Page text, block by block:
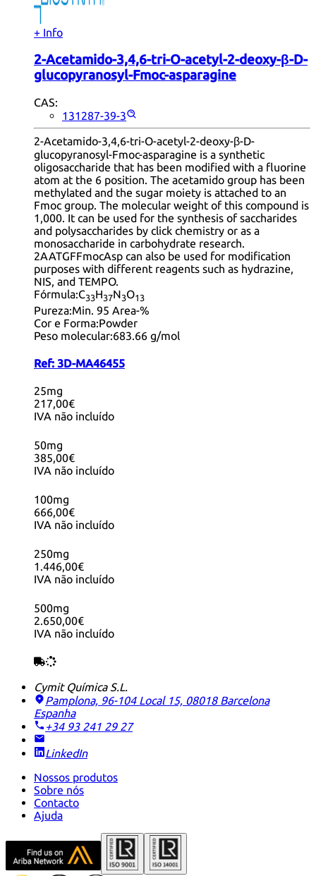
+ Info
2-Acetamido-3,4,6-tri-O-acetyl-2-deoxy-β-D-
glucopyranosyl-Fmoc-asparagine
CAS:
131287-39-3
2-Acetamido-3,4,6-tri-O-acetyl-2-deoxy-β-D-
glucopyranosyl-Fmoc-asparagine is a synthetic
oligosaccharide that has been modified with a fluorine
atom at the 6 position. The acetamido group has been
methylated and the sugar moiety is attached to an
Fmoc group. The molecular weight of this compound is
1,000. It can be used for the synthesis of saccharides
and polysaccharides by click chemistry or as a
monosaccharide in carbohydrate research.
2AATGFFmocAsp can also be used for modification
purposes with different reagents such as hydrazine,
NIS, and TEMPO.
Fórmula:C33H37N3O13
Pureza:Min. 95 Area-%
Cor e Forma:Powder
Peso molecular:683.66 g/mol
Ref: 3D-MA46455
25mg
217,00€
IVA não incluído
50mg
385,00€
IVA não incluído
100mg
666,00€
IVA não incluído
250mg
1.446,00€
IVA não incluído
500mg
2.650,00€
IVA não incluído
Cymit Química S.L.
Pamplona, 96-104 Local 15, 08018 Barcelona
Espanha
+34 93 241 29 27
LinkedIn
Nossos produtos
Sobre nós
Contacto
Ajuda